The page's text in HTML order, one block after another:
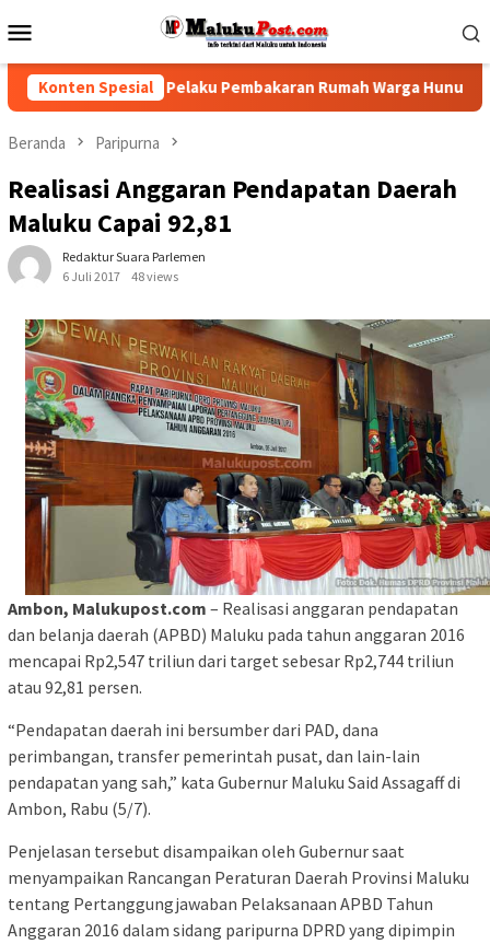
ke
Mobile
Konten Spesial
Tindak Pelaku Pembakaran Rumah Warga Hunuth
Beranda Paripurna
Realisasi Anggaran Pendapatan Daerah
Maluku Capai 92,81
Redaktur Suara Parlemen
6 Juli 2017
48 views
Ambon, Malukupost.com – Realisasi anggaran pendapatan
dan belanja daerah (APBD) Maluku pada tahun anggaran 2016
mencapai Rp2,547 triliun dari target sebesar Rp2,744 triliun
atau 92,81 persen.
“Pendapatan daerah ini bersumber dari PAD, dana
perimbangan, transfer pemerintah pusat, dan lain-lain
pendapatan yang sah,” kata Gubernur Maluku Said Assagaff di
Ambon, Rabu (5/7).
Penjelasan tersebut disampaikan oleh Gubernur saat
menyampaikan Rancangan Peraturan Daerah Provinsi Maluku
tentang Pertanggungjawaban Pelaksanaan APBD Tahun
Anggaran 2016 dalam sidang paripurna DPRD yang dipimpin